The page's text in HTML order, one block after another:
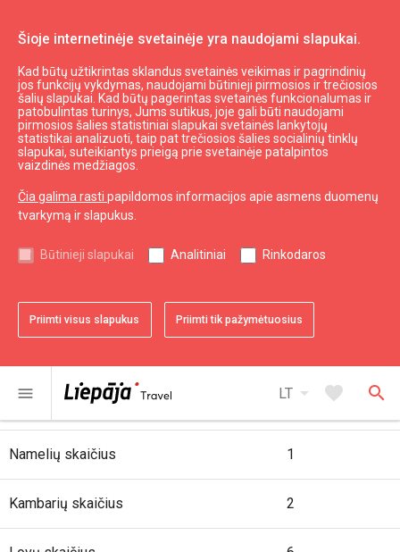
Šioje internetinėje svetainėje yra naudojami slapukai.
Kad būtų užtikrintas sklandus svetainės veikimas ir pagrindinių
jos funkcijų vykdymas, naudojami būtinieji pirmosios ir trečiosios
šalių slapukai. Kad būtų pagerintas svetainės funkcionalumas ir
patobulintas turinys, Jums sutikus, joje gali būti naudojami
pirmosios šalies statistiniai slapukai svetainės lankytojų
statistikai analizuoti, taip pat trečiosios šalies socialinių tinklų
slapukai, suteikiantys prieigą prie svetainėje patalpintos
vaizdinės medžiagos.
Čia galima rasti papildomos informacijos apie asmens duomenų
tvarkymą ir slapukus.
Būtinieji slapukai Analitiniai Rinkodaros
Priimti visus slapukus Priimti tik pažymėtuosius
menu LT arrow_drop_down favorite search
Planuoti Nakvynė
Poilsio namai "Dingti Pušyse"
Namelių skaičius 1
Kambarių skaičius 2